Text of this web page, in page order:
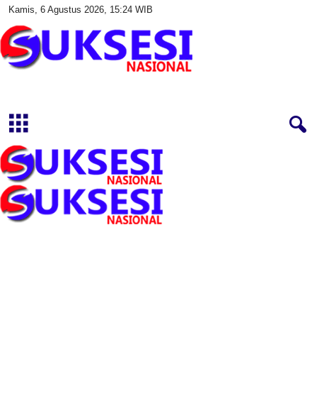
Kamis, 6 Agustus 2026, 15:24 WIB
s
i
a
s